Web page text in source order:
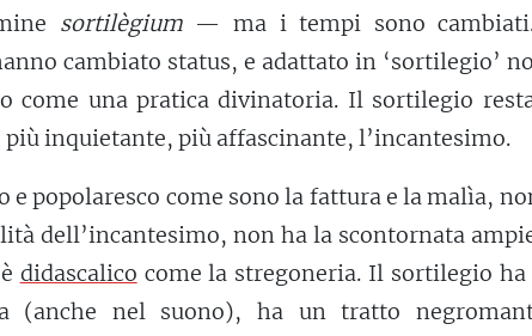
sortilègium— ma i tempi sono
cambiato status, e adattato in ‘sortilegio’
come una pratica divinatoria. Il sortilegio
più inquietante, più affascinante, l’incantesimo.
e popolaresco come sono la fattura e la malìa,
dell’incantesimo, non ha la scontornata
didascalico come la stregoneria. Il sortilegio ha
(anche nel suono), ha un tratto